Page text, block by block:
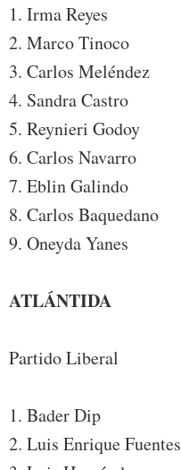
1. Irma Reyes
2. Marco Tinoco
3. Carlos Meléndez
4. Sandra Castro
5. Reynieri Godoy
6. Carlos Navarro
7. Eblin Galindo
8. Carlos Baquedano
9. Oneyda Yanes
ATLÁNTIDA
Partido Liberal
1. Bader Dip
2. Luis Enrique Fuentes